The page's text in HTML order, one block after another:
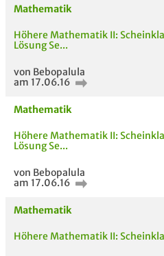
AUCH IM MODUL
Mathematik
Höhere Mathematik II:
Lösung Se...
von Bebopalula
am 17.06.16
Mathematik
Höhere Mathematik II:
Lösung Se...
von Bebopalula
am 17.06.16
Mathematik
Höhere Mathematik II: